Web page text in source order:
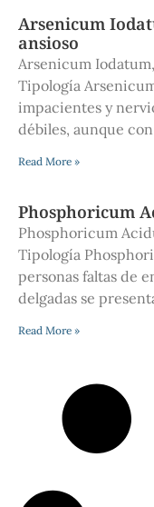
Arsenicum
ansioso
Arsenicum
Tipología
impacientes y
débiles, aunque
Read More »
Phosphoricum
Phosphoricum
Tipología
personas faltas de
delgadas se
Read More »